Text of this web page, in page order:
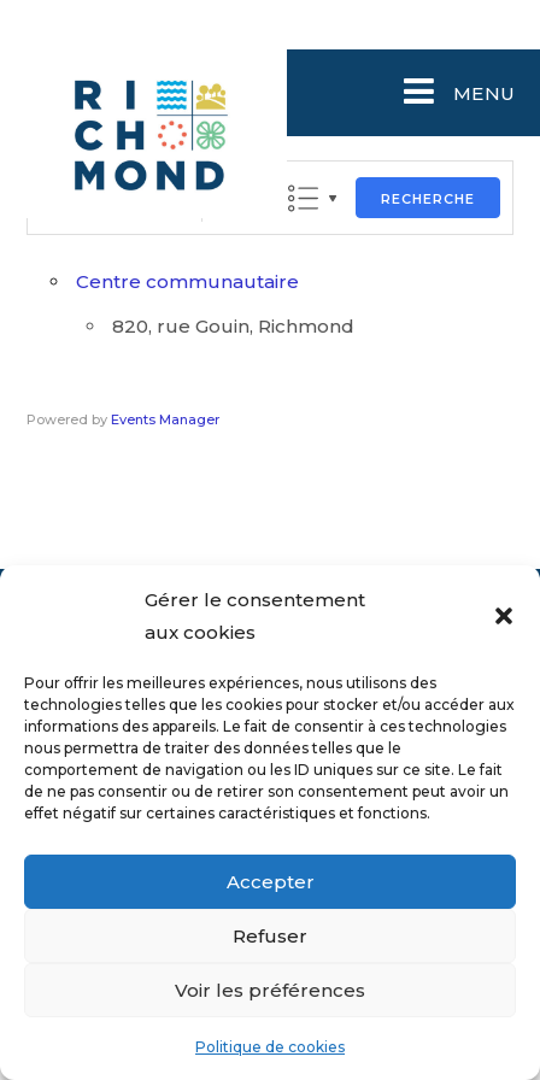
Gérer le consentement
aux cookies
Pour offrir les meilleures expériences, nous utilisons des
technologies telles que les cookies pour stocker et/ou accéder aux
informations des appareils. Le fait de consentir à ces technologies
nous permettra de traiter des données telles que le
comportement de navigation ou les ID uniques sur ce site. Le fait
de ne pas consentir ou de retirer son consentement peut avoir un
effet négatif sur certaines caractéristiques et fonctions.
Accepter
Refuser
Voir les préférences
Politique de cookies
MENU
Recherche RECHERCHE
Centre communautaire
820, rue Gouin, Richmond
Powered byEvents Manager
Copyright 2026 - Ville de Richmond -Propulsez votre
hébergement Wordpress avec